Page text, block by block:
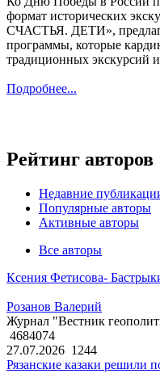
формат исторических
СЧАСТЬЯ. ДЕТИ»,
программы, которые
традиционных экскурсий
Подробнее...
Рейтинг авторов
Недавние
Популярные авторы
Активные авторы
Все авторы
Ксения Фетисова-
Розанов Валерий
Журнал "Вестник
4684074
27.07.2026 1244
Рязанские казаки решили